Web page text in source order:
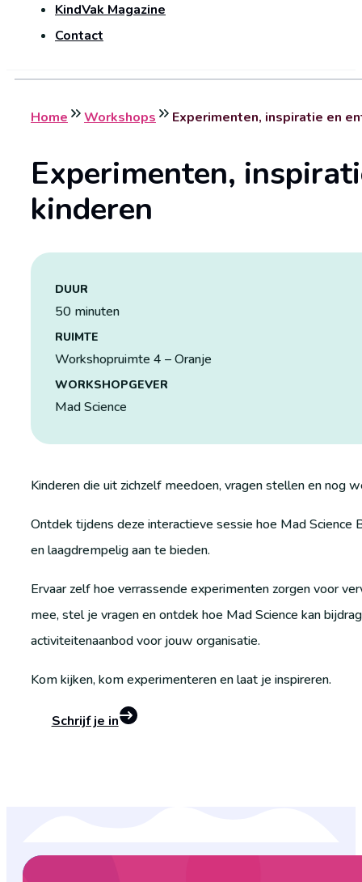
KindVak Magazine
Contact
Home Workshops Experimenten, inspiratie en
Experimenten,
kinderen
DUUR
50 minuten
RUIMTE
Workshopruimte 4 – Oranje
WORKSHOPGEVER
Mad Science
Kinderen die uit zichzelf meedoen, vragen stellen en nog
Ontdek tijdens deze interactieve sessie hoe Mad Science
en laagdrempelig aan te bieden.
Ervaar zelf hoe verrassende experimenten zorgen voor
mee, stel je vragen en ontdek hoe Mad Science kan
activiteitenaanbod voor jouw organisatie.
Kom kijken, kom experimenteren en laat je inspireren.
Schrijf je in